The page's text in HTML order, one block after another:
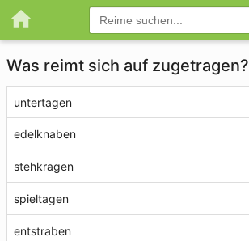
Was reimt sich auf zugetragen?
untertagen
edelknaben
stehkragen
spieltagen
entstraben